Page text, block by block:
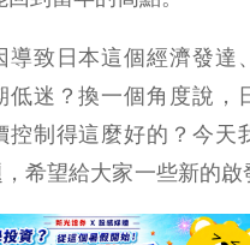
導致日本這個經濟發達
低迷？換一個角度說，
控制得這麼好的？今天
希望給大家一些新的啟